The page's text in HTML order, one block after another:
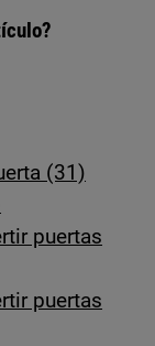
(31)
puertas
puertas